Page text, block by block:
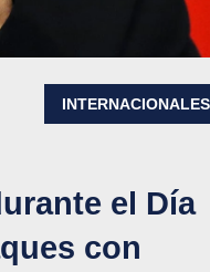
INTERNACIONALES
el Día
con